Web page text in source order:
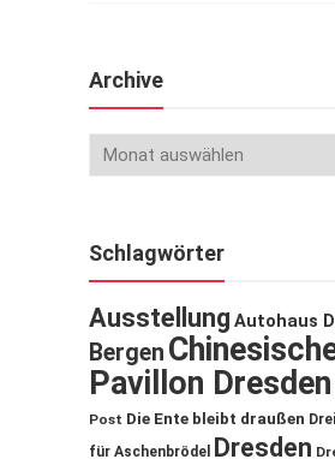
Archive
Schlagwörter
Ausstellung Autohaus
Bergen
Pavillon Dresden
Post Die Ente bleibt draußen
für Aschenbrödel
Dresden